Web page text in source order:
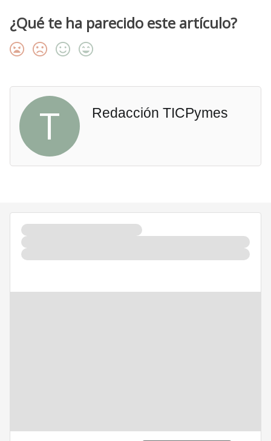
¿Qué te ha parecido este artículo?
T Redacción TICPymes